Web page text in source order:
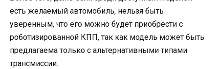
есть желаемый автомобиль, нельзя быть
уверенным, что его можно будет приобрести с
роботизированной КПП, так как модель может быть
предлагаема только с альтернативными типами
трансмиссии.